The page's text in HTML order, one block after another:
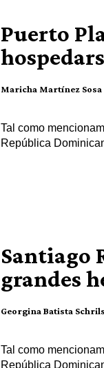
Puerto
Maricha Martínez Sosa
Tal como
República
Santiago
grandes
Georgina Batista Schrils
Tal como
República